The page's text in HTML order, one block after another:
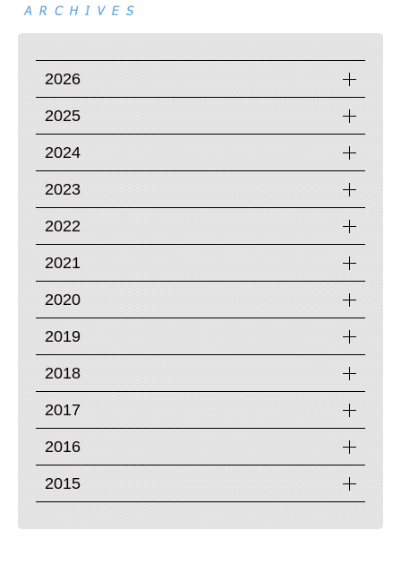
2026
2025
2024
2023
2022
2021
2020
2019
2018
2017
2016
2015